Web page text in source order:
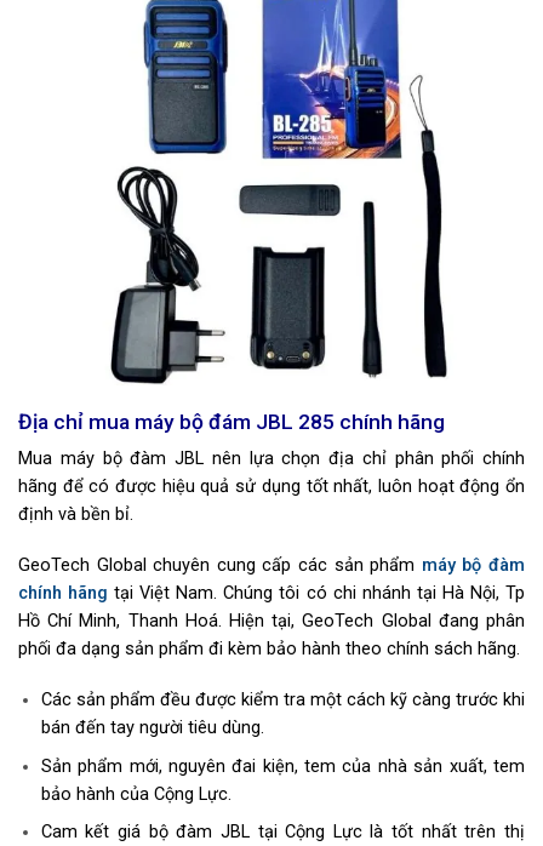
Địa chỉ mua máy bộ đám JBL 285 chính hãng
Mua máy bộ đàm JBL nên lựa chọn địa chỉ phân phối chính
hãng để có được hiệu quả sử dụng tốt nhất, luôn hoạt động ổn
định và bền bỉ.
GeoTech Global chuyên cung cấp các sản phẩm máy bộ đàm
chính hãng tại Việt Nam. Chúng tôi có chi nhánh tại Hà Nội, Tp
Hồ Chí Minh, Thanh Hoá. Hiện tại, GeoTech Global đang phân
phối đa dạng sản phẩm đi kèm bảo hành theo chính sách hãng.
Các sản phẩm đều được kiểm tra một cách kỹ càng trước khi
bán đến tay người tiêu dùng.
Sản phẩm mới, nguyên đai kiện, tem của nhà sản xuất, tem
bảo hành của Cộng Lực.
Cam kết giá bộ đàm JBL tại Cộng Lực là tốt nhất trên thị